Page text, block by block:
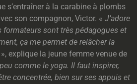
s’entraîner à la carabine à plombs
son compagnon, Victor. « J’adore
formateurs sont très pédagogues et
ça me permet de relâcher la
», explique la jeune femme venue de
peu comme le yoga. Il faut inspirer,
concentrée, bien sur ses appuis et